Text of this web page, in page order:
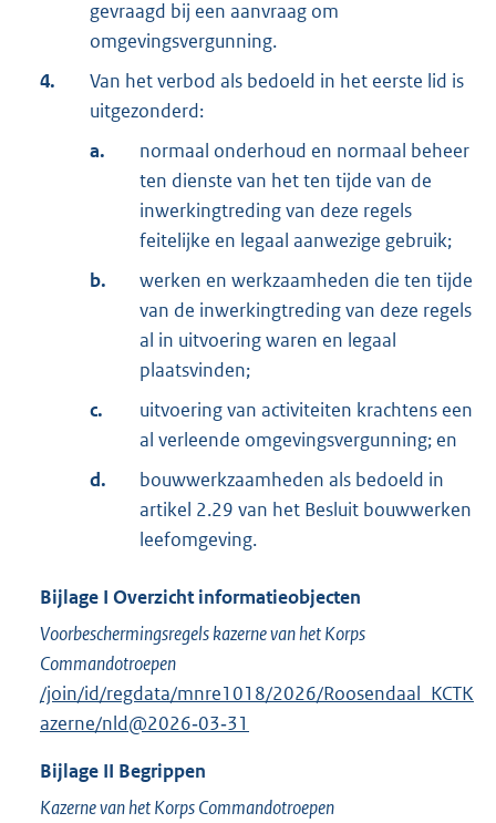
gevraagd bij een aanvraag om
omgevingsvergunning.
4.
Van het verbod als bedoeld in het eerste lid is
uitgezonderd:
a.
normaal onderhoud en normaal beheer
ten dienste van het ten tijde van de
inwerkingtreding van deze regels
feitelijke en legaal aanwezige gebruik;
b.
werken en werkzaamheden die ten tijde
van de inwerkingtreding van deze regels
al in uitvoering waren en legaal
plaatsvinden;
c.
uitvoering van activiteiten krachtens een
al verleende omgevingsvergunning; en
d.
bouwwerkzaamheden als bedoeld in
artikel 2.29 van het Besluit bouwwerken
leefomgeving.
Bijlage I Overzicht informatieobjecten
Voorbeschermingsregels kazerne van het Korps
Commandotroepen
/join/id/regdata/mnre1018/2026/Roosendaal_KCTK
azerne/nld@2026‑03‑31
Bijlage II Begrippen
Kazerne van het Korps Commandotroepen